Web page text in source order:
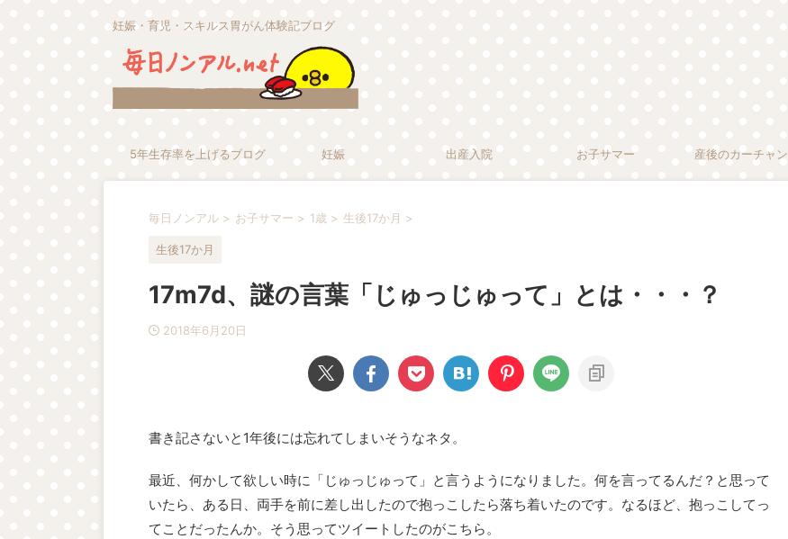
妊娠・育児・スキルス胃がん体験記ブログ
5年生存率を上げるブログ 妊娠 出産入院 お子サマー 産後のカーチャン
毎日ノンアル > お子サマー > 1歳 > 生後17か月 >
生後17か月
17m7d、謎の言葉「じゅっじゅって」とは・・・？
2018年6月20日
書き記さないと1年後には忘れてしまいそうなネタ。
最近、何かして欲しい時に「じゅっじゅって」と言うようになりました。何を言ってるんだ？と思って
いたら、ある日、両手を前に差し出したので抱っこしたら落ち着いたのです。なるほど、抱っこしてっ
てことだったんか。そう思ってツイートしたのがこちら。